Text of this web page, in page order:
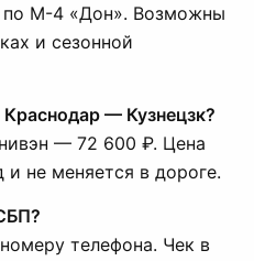
по М-4 «Дон». Возможны
и сезонной
— Кузнецзк?
— 72 600 ₽. Цена
не меняется в дороге.
телефона. Чек в